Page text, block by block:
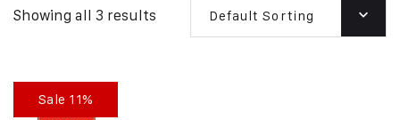
Showing all 3 results Default Sorting
Sale 11%